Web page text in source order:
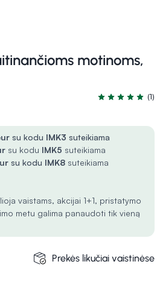
motinoms,
Įvertinimas
(1)
su kodu IMK3 suteikiama
su kodu IMK5 suteikiama
su kodu IMK8 suteikiama
vaistams, akcijai 1+1, pristatymo
metu galima panaudoti tik vieną
Prekės likučiai vaistinėse